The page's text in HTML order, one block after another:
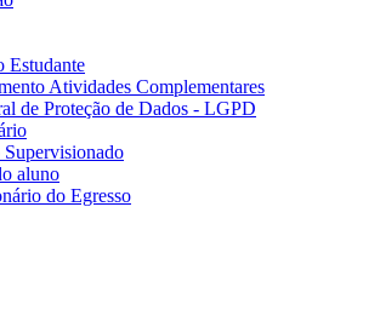
Estudante
Atividades Complementares
de Proteção de Dados - LGPD
Supervisionado
aluno
do Egresso